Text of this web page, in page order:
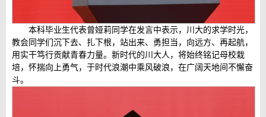
本科毕业生代表曾娅莉同学在发言中表示，川大的求学时光，
教会同学们沉下去、扎下根，站出来、勇担当，向远方、再起航，
用实干笃行贡献青春力量。新时代的川大人，将始终铭记母校栽
培，怀揣向上勇气，于时代浪潮中乘风破浪，在广阔天地间不懈奋
斗。